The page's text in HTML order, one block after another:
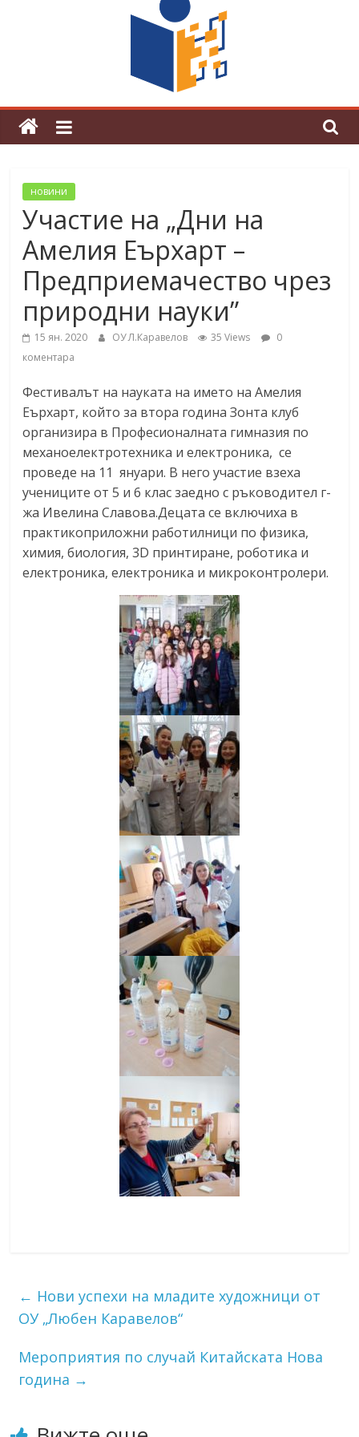
Магията на Андерсен оживя в ОУ
„Любен Каравелов“
новини
Участие на „Дни на
Амелия Еърхарт –
Предприемачество чрез
природни науки”
15 ян. 2020 ОУ Л.Каравелов 35 Views
0
коментара
Фестивалът на науката на името на Амелия
Еърхарт, който за втора година Зонта клуб
организира в Професионалната гимназия по
механоелектротехника и електроника, се
проведе на 11 януари. В него участие взеха
учениците от 5 и 6 клас заедно с ръководител г-
жа Ивелина Славова.Децата се включиха в
практикоприложни работилници по физика,
химия, биология, 3D принтиране, роботика и
електроника, електроника и микроконтролери.
← Нови успехи на младите художници от
ОУ „Любен Каравелов“
Мероприятия по случай Китайската Нова
година →